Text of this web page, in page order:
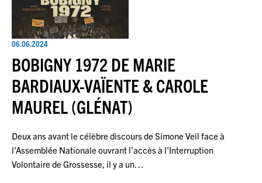
06.06.2024
BOBIGNY 1972 DE MARIE
BARDIAUX-VAÏENTE & CAROLE
MAUREL (GLÉNAT)
Deux ans avant le célèbre discours de Simone Veil face à
l’Assemblée Nationale ouvrant l’accès à l’Interruption
Volontaire de Grossesse, il y a un…